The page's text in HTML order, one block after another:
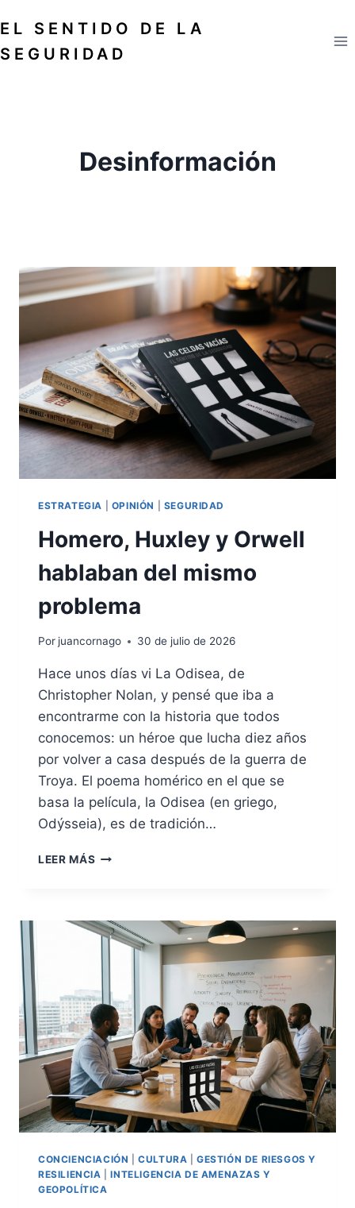
al
contenido
EL SENTIDO DE LA
SEGURIDAD
Desinformación
ESTRATEGIA OPINIÓN SEGURIDAD
Homero, Huxley y Orwell
hablaban del mismo
problema
Por juancornago 30 de julio de 2026
Hace unos días vi La Odisea, de
Christopher Nolan, y pensé que iba a
encontrarme con la historia que todos
conocemos: un héroe que lucha diez años
por volver a casa después de la guerra de
Troya. El poema homérico en el que se
basa la película, la Odisea (en griego,
Odýsseia), es de tradición…
LEER MÁS HOMERO,
HABLABAN
DEL
CONCIENCIACIÓN |CULTURA |GESTIÓN DE RIESGOS Y
RESILIENCIA
|INTELIGENCIA DE AMENAZAS Y
GEOPOLÍTICA